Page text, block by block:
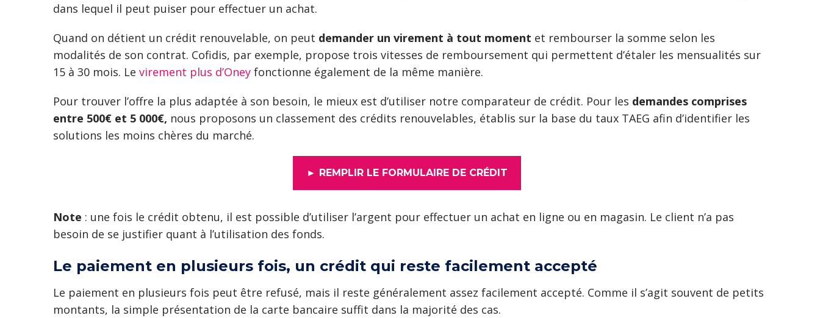
dans lequel il peut puiser pour effectuer un achat.
Quand on détient un crédit renouvelable, on peut demander un virement à tout moment et rembourser la somme selon les
modalités de son contrat. Cofidis, par exemple, propose trois vitesses de remboursement qui permettent d’étaler les mensualités sur
15 à 30 mois. Le virement plus d’Oney fonctionne également de la même manière.
Pour trouver l’offre la plus adaptée à son besoin, le mieux est d’utiliser notre comparateur de crédit. Pour les demandes comprises
entre 500€ et 5 000€, nous proposons un classement des crédits renouvelables, établis sur la base du taux TAEG afin d’identifier les
solutions les moins chères du marché.
► REMPLIR LE FORMULAIRE DE CRÉDIT
Note : une fois le crédit obtenu, il est possible d’utiliser l’argent pour effectuer un achat en ligne ou en magasin. Le client n’a pas
besoin de se justifier quant à l’utilisation des fonds.
Le paiement en plusieurs fois, un crédit qui reste facilement accepté
Le paiement en plusieurs fois peut être refusé, mais il reste généralement assez facilement accepté. Comme il s’agit souvent de petits
montants, la simple présentation de la carte bancaire suffit dans la majorité des cas.